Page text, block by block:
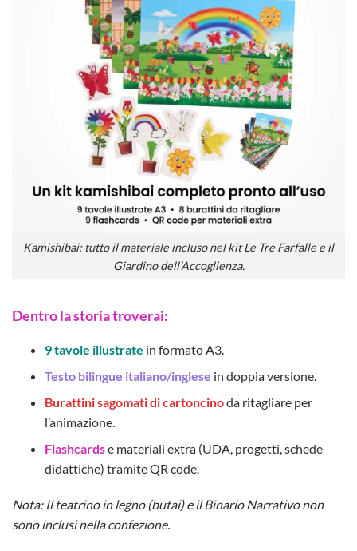
Kamishibai: tutto il materiale incluso nel kit Le Tre Farfalle e il
Giardino dell’Accoglienza.
Dentro la storia troverai:
9 tavole illustrate in formato A3.
Testo bilingue italiano/inglese in doppia versione.
Burattini sagomati di cartoncinoda ritagliare per
l’animazione.
Flashcardse materiali extra (UDA, progetti, schede
didattiche) tramite QR code.
Nota: Il teatrino in legno (butai) e il Binario Narrativo non
sono inclusi nella confezione.